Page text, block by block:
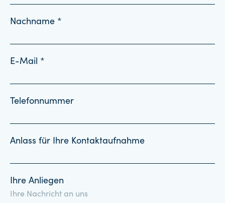
Nachname *
E-Mail *
Telefonnummer
Anlass für Ihre Kontaktaufnahme
Ihre Anliegen